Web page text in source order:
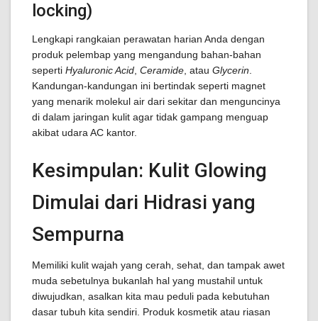
locking)
Lengkapi rangkaian perawatan harian Anda dengan
produk pelembap yang mengandung bahan-bahan
seperti Hyaluronic Acid Ceramide , atau Glycerin
Kandungan-kandungan ini bertindak seperti magnet
yang menarik molekul air dari sekitar dan menguncinya
di dalam jaringan kulit agar tidak gampang menguap
akibat udara AC kantor.
Kesimpulan: Kulit Glowing
Dimulai dari Hidrasi yang
Sempurna
Memiliki kulit wajah yang cerah, sehat, dan tampak awet
muda sebetulnya bukanlah hal yang mustahil untuk
diwujudkan, asalkan kita mau peduli pada kebutuhan
dasar tubuh kita sendiri. Produk kosmetik atau riasan